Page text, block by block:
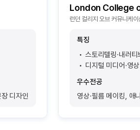
디자인
London College
런던 컬리지 오브 커뮤니케이
특징
스토리텔링·내러티
디지털 미디어·영
우수전공
영상·필름 메이킹, 애